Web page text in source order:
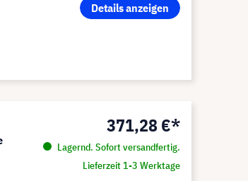
Details anzeigen
371,28 €*
Lagernd. Sofort versandfertig.
Lieferzeit 1-3 Werktage